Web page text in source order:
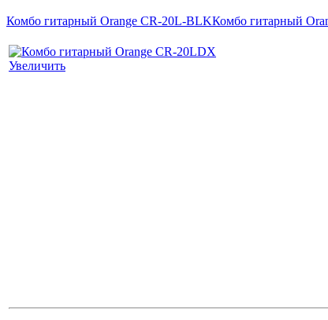
Комбо гитарный Orange CR-20L-BLKКомбо гитарный
Увеличить